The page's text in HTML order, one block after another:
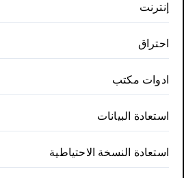
إنترنت
احتراق
ادوات مكتب
استعادة البيانات
استعادة النسخة الاحتياطية